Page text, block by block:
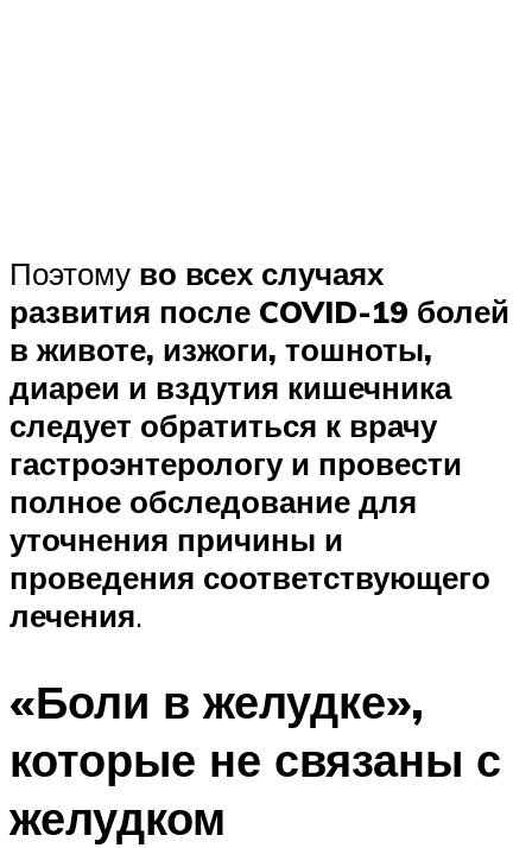
Поэтому во всех случаях
развития после COVID-19 болей
в животе, изжоги, тошноты,
диареи и вздутия кишечника
следует обратиться к врачу
гастроэнтерологу и провести
полное обследование для
уточнения причины и
проведения соответствующего
лечения.
«Боли в желудке»,
которые не связаны с
желудком